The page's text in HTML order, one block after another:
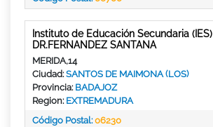
Instituto de Educación Secundaria (IES)
DR.FERNANDEZ SANTANA
MERIDA,14
Ciudad:SANTOS DE MAIMONA (LOS)
Provincia: BADAJOZ
Region: EXTREMADURA
Código Postal:06230